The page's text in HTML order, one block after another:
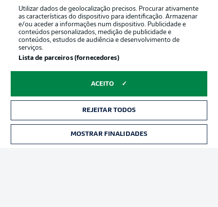
Gerir preferências Aviso de privacidade
Termos de uso Trabalhe conosco
Utilizar dados de geolocalização precisos. Procurar ativamente
as características do dispositivo para identificação. Armazenar
e/ou aceder a informações num dispositivo. Publicidade e
conteúdos personalizados, medição de publicidade e
conteúdos, estudos de audiência e desenvolvimento de
serviços.
Lista de parceiros (fornecedores)
ACEITO
REJEITAR TODOS
MOSTRAR FINALIDADES